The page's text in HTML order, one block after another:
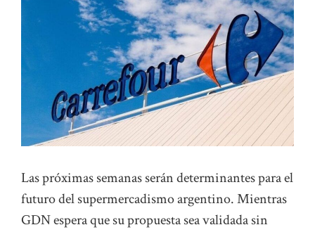
Las próximas semanas serán determinantes para el
futuro del supermercadismo argentino. Mientras
GDN espera que su propuesta sea validada sin